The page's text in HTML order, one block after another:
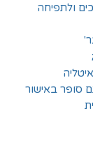
ולתפיחה
סופר באישור